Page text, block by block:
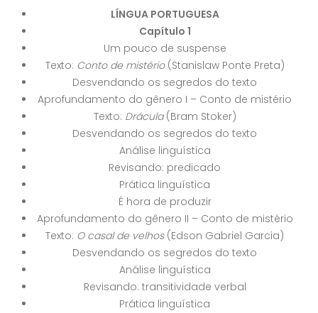
LÍNGUA PORTUGUESA
Capítulo 1
Um pouco de suspense
Texto: Conto de mistério(Stanislaw Ponte Preta)
Desvendando os segredos do texto
Aprofundamento do gênero I – Conto de mistério
Texto: Drácula(Bram Stoker)
Desvendando os segredos do texto
Análise linguística
Revisando: predicado
Prática linguística
É hora de produzir
Aprofundamento do gênero II – Conto de mistério
Texto: O casal de velhos(Edson Gabriel Garcia)
Desvendando os segredos do texto
Análise linguística
Revisando: transitividade verbal
Prática linguística